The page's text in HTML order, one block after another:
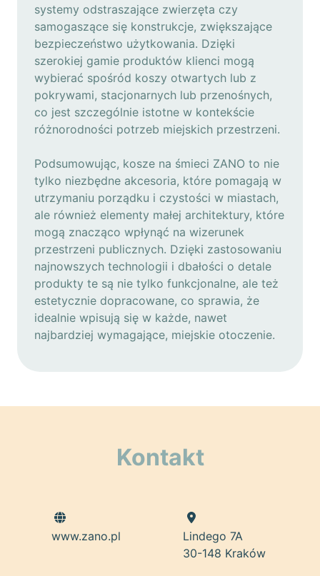
systemy odstraszające zwierzęta czy
samogaszące się konstrukcje, zwiększające
bezpieczeństwo użytkowania. Dzięki
szerokiej gamie produktów klienci mogą
wybierać spośród koszy otwartych lub z
pokrywami, stacjonarnych lub przenośnych,
co jest szczególnie istotne w kontekście
różnorodności potrzeb miejskich przestrzeni.
Podsumowując, kosze na śmieci ZANO to nie
tylko niezbędne akcesoria, które pomagają w
utrzymaniu porządku i czystości w miastach,
ale również elementy małej architektury, które
mogą znacząco wpłynąć na wizerunek
przestrzeni publicznych. Dzięki zastosowaniu
najnowszych technologii i dbałości o detale
produkty te są nie tylko funkcjonalne, ale też
estetycznie dopracowane, co sprawia, że
idealnie wpisują się w każde, nawet
najbardziej wymagające, miejskie otoczenie.
Kontakt
www.zano.pl
Lindego 7A
30-148 Kraków